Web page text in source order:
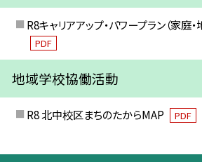
R8キャリアアップ・パワープラン（家庭
PDF
地域学校協働活動
R8 北中校区まちのたからMAP PDF